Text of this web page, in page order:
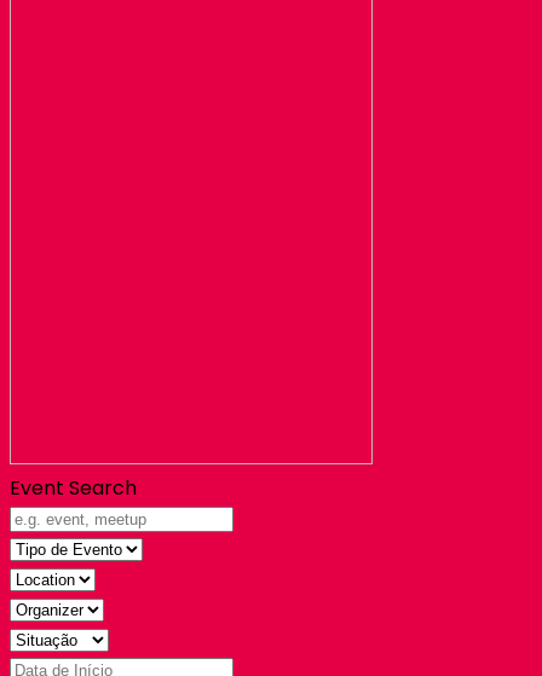
Event Search